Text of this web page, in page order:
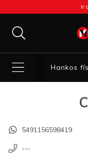
Ir
Hankos
5491156598419
---